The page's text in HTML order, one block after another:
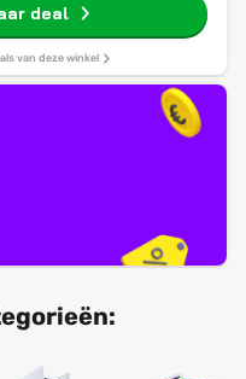
deal
van deze winkel